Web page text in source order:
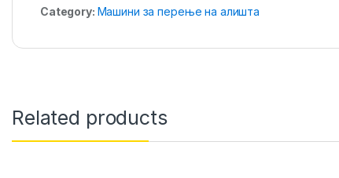
Category: Машини за перење на алишта
Related products